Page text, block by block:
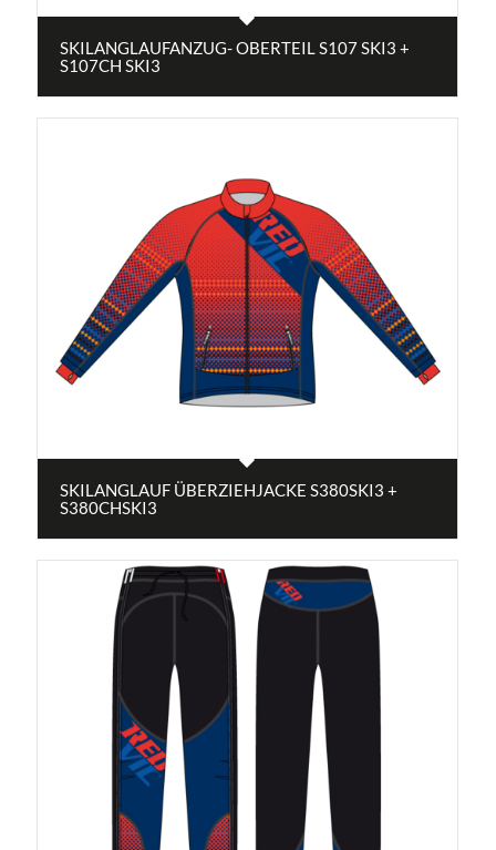
SKILANGLAUFANZUG- OBERTEIL S107 SKI3 +
S107CH SKI3
SKILANGLAUF ÜBERZIEHJACKE S380SKI3 +
S380CHSKI3